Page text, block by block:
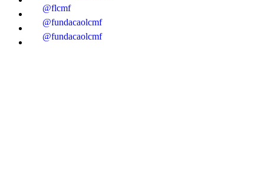
@flcmf
@fundacaolcmf
@fundacaolcmf